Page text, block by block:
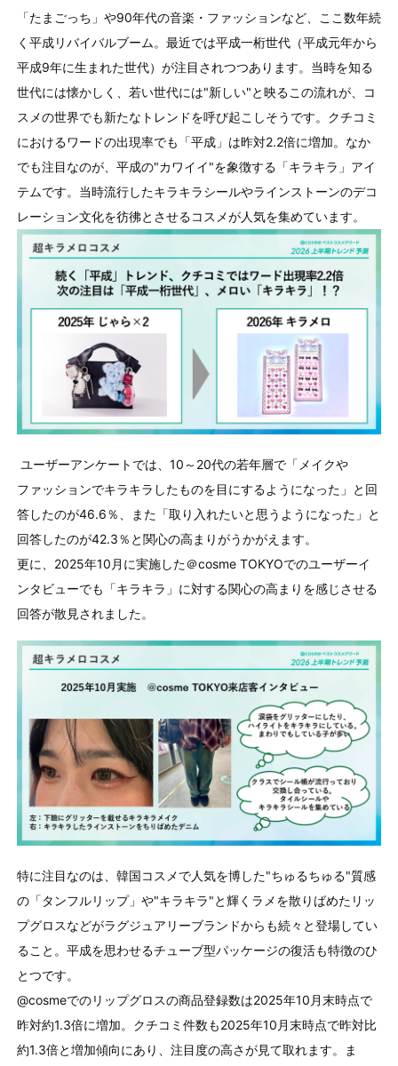
「たまごっち」や90年代の音楽・ファッションなど、ここ数年続
く平成リバイバルブーム。最近では平成一桁世代（平成元年から
平成9年に生まれた世代）が注目されつつあります。当時を知る
世代には懐かしく、若い世代には"新しい"と映るこの流れが、コ
スメの世界でも新たなトレンドを呼び起こしそうです。クチコミ
におけるワードの出現率でも「平成」は昨対2.2倍に増加。なか
でも注目なのが、平成の"カワイイ"を象徴する「キラキラ」アイ
テムです。当時流行したキラキラシールやラインストーンのデコ
レーション文化を彷彿とさせるコスメが人気を集めています。
ユーザーアンケートでは、 10 ～ 20代の若年層で「メイクや
ファッションでキラキラしたものを目にするようになった」と回
答したのが46.6％、また「取り入れたいと思うようになった」と
回答したのが42.3％と関心の高まりがうかがえます。
更に、 2025年10 月に実施した＠cosme TOKYOでのユーザーイ
ンタビューでも「キラキラ」に対する関心の高まりを感じさせる
回答が散見されました。
特に注目なのは、韓国コスメで人気を博した"ちゅるちゅる"質感
の「タンフルリップ」や"キラキラ"と輝くラメを散りばめたリッ
プグロスなどがラグジュアリーブランドからも続々と登場してい
ること。平成を思わせるチューブ型パッケージの復活も特徴のひ
とつです。
@cosmeでのリップグロスの商品登録数は2025年10 月末時点で
昨対約1.3倍に増加。クチコミ件数も2025年10 月末時点で昨対比
約1.3倍と増加傾向にあり、注目度の高さが見て取れます。ま